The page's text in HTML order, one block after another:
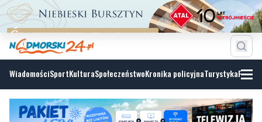
WiadomościSportKulturaSpołeczeństwoKronika policyjnaTurystyka